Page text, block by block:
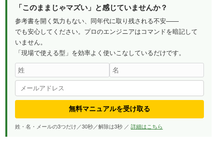
「このままじゃマズい」と感じていませんか？
参考書を開く気力もない、同年代に取り残される不安——
でも安心してください。プロのエンジニアはコマンドを暗記して
いません。
「現場で使える型」を効率よく使いこなしているだけです。
無料マニュアルを受け取る
姓・名・メールの3つだけ／30秒／解除は3秒 ／詳細はこちら